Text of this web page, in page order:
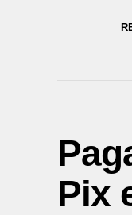
Pix